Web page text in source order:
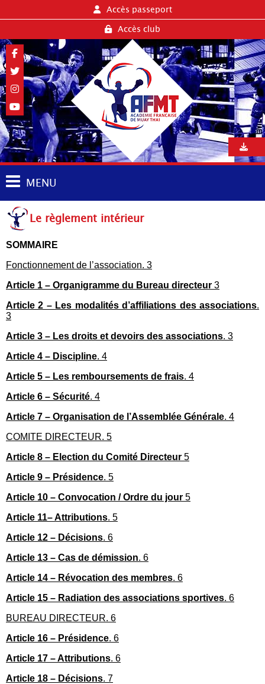
Accès passeport
Accès club
MENU
Le règlement intérieur
SOMMAIRE
Fonctionnement de l’association. 3
Article 1 – Organigramme du Bureau directeur 3
Article 2 – Les modalités d’affiliations des associations.
3
Article 3 – Les droits et devoirs des associations. 3
Article 4 – Discipline. 4
Article 5 – Les remboursements de frais. 4
Article 6 – Sécurité. 4
Article 7 – Organisation de l’Assemblée Générale. 4
COMITE DIRECTEUR. 5
Article 8 – Election du Comité Directeur 5
Article 9 – Présidence. 5
Article 10 – Convocation / Ordre du jour 5
Article 11– Attributions. 5
Article 12 – Décisions. 6
Article 13 – Cas de démission. 6
Article 14 – Révocation des membres. 6
Article 15 – Radiation des associations sportives. 6
BUREAU DIRECTEUR. 6
Article 16 – Présidence. 6
Article 17 – Attributions. 6
Article 18 – Décisions. 7